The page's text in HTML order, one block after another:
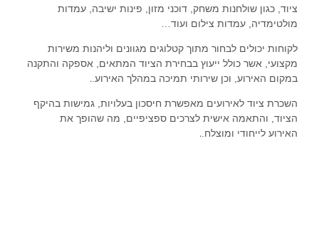
ציוד, כגון שולחנות משחק, דוכני מזון, פינות ישיבה, עמדות
מולטימדיה, עמדות צילום ועוד…
לקוחות יכולים לבחור מתוך קטלוגים מגוונים וליהנות משירות
מקצועי, אשר כולל ייעוץ בבחירת הציוד המתאים, אספקה והתקנה
במקום האירוע, וכן שירותי תמיכה במהלך האירוע. .
השכרת ציוד לאירועים מאפשרת חיסכון בעלויות, גמישות בהיקף
הציוד, והתאמה אישית לצרכים ספציפיים, מה שהופך את
האירוע לייחודי ומוצלח..